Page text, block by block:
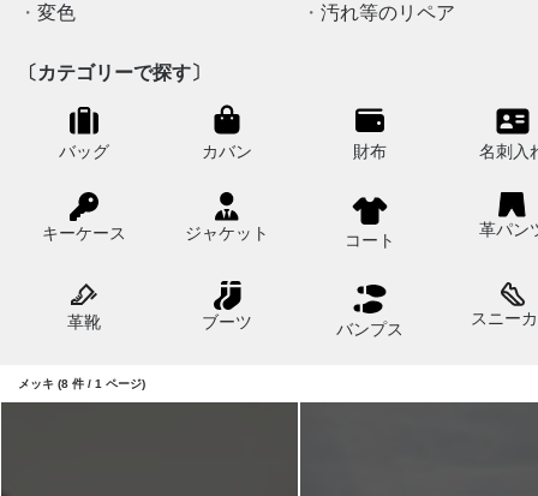
変色
汚れ等のリペア
〔カテゴリーで探す〕
バッグ カバン 財布 名刺入
キーケース ジャケット コート
革パン
革靴 ブーツ バンプス
スニー
メッキ (8 件 / 1 ページ)